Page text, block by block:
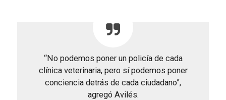
“No podemos poner un policía de cada
clínica veterinaria, pero sí podemos poner
conciencia detrás de cada ciudadano”,
agregó Avilés.